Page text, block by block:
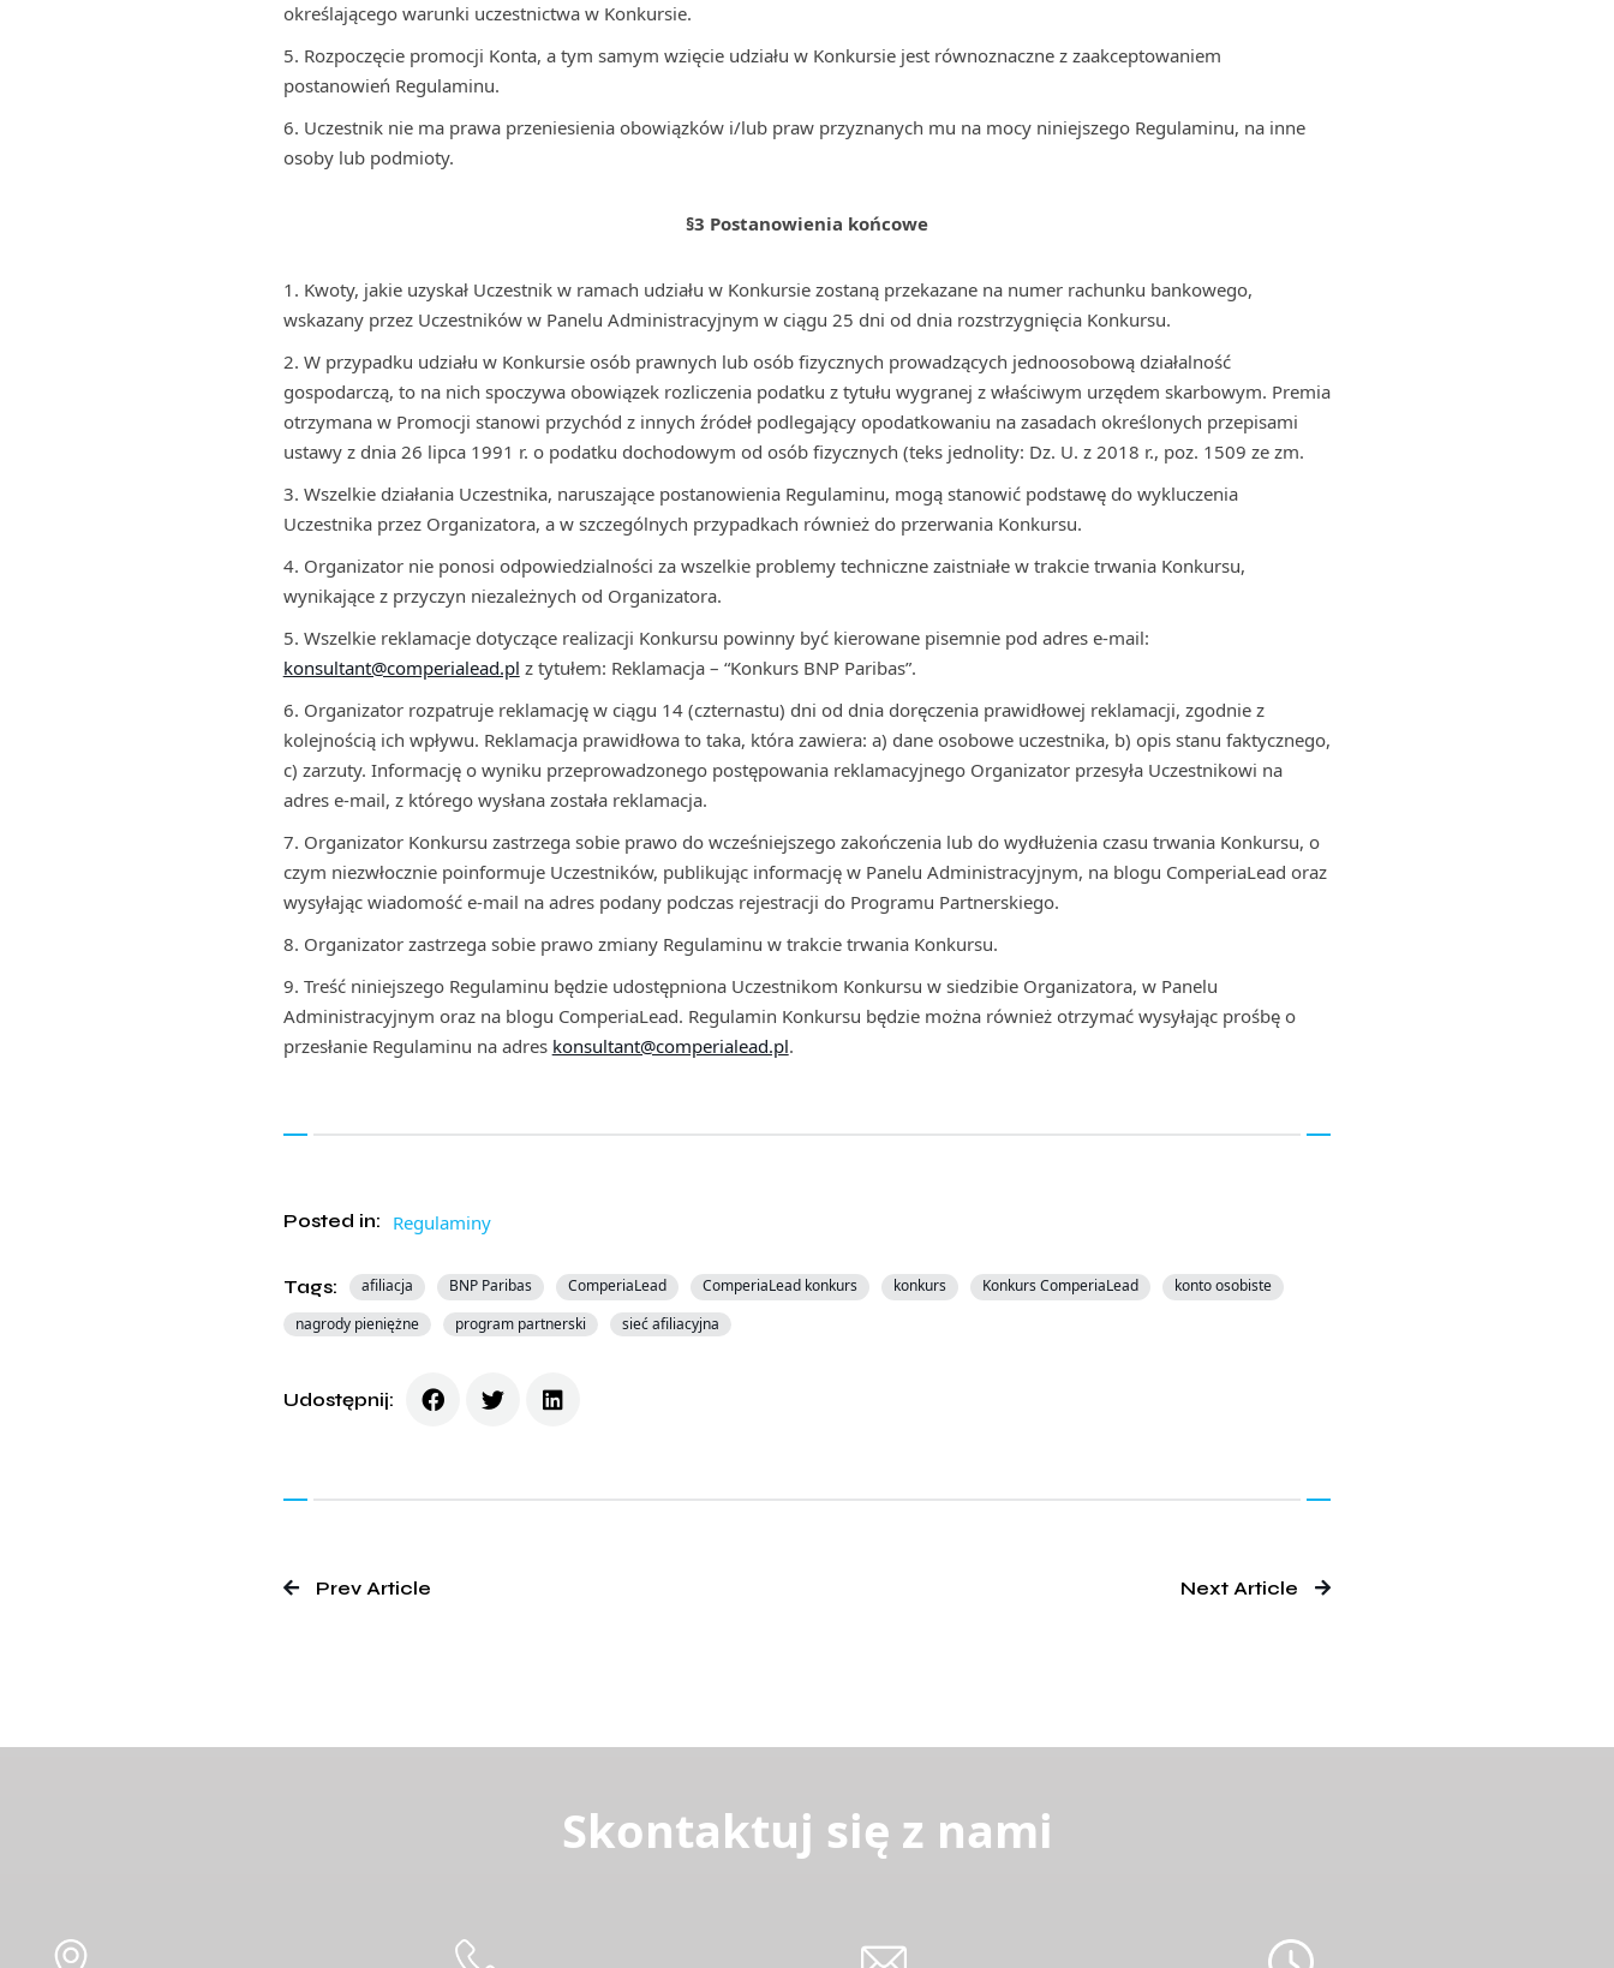
określającego warunki uczestnictwa w Konkursie.
Rozpoczęcie promocji Konta, a tym samym wzięcie udziału w Konkursie jest równoznaczne z zaakceptowaniem
postanowień Regulaminu.
Uczestnik nie ma prawa przeniesienia obowiązków i/lub praw przyznanych mu na mocy niniejszego Regulaminu, na inne
osoby lub podmioty.
§3 Postanowienia końcowe
Kwoty, jakie uzyskał Uczestnik w ramach udziału w Konkursie zostaną przekazane na numer rachunku bankowego,
wskazany przez Uczestników w Panelu Administracyjnym w ciągu 25 dni od dnia rozstrzygnięcia Konkursu.
W przypadku udziału w Konkursie osób prawnych lub osób fizycznych prowadzących jednoosobową działalność
gospodarczą, to na nich spoczywa obowiązek rozliczenia podatku z tytułu wygranej z właściwym urzędem skarbowym. Premia
otrzymana w Promocji stanowi przychód z innych źródeł podlegający opodatkowaniu na zasadach określonych przepisami
ustawy z dnia 26 lipca 1991 r. o podatku dochodowym od osób fizycznych (teks jednolity: Dz. U. z 2018 r., poz. 1509 ze zm.
Wszelkie działania Uczestnika, naruszające postanowienia Regulaminu, mogą stanowić podstawę do wykluczenia
Uczestnika przez Organizatora, a w szczególnych przypadkach również do przerwania Konkursu.
Organizator nie ponosi odpowiedzialności za wszelkie problemy techniczne zaistniałe w trakcie trwania Konkursu,
wynikające z przyczyn niezależnych od Organizatora.
Wszelkie reklamacje dotyczące realizacji Konkursu powinny być kierowane pisemnie pod adres e-mail:
konsultant@comperialead.pl z tytułem: Reklamacja – “Konkurs BNP Paribas”.
Organizator rozpatruje reklamację w ciągu 14 (czternastu) dni od dnia doręczenia prawidłowej reklamacji, zgodnie z
kolejnością ich wpływu. Reklamacja prawidłowa to taka, która zawiera: a) dane osobowe uczestnika, b) opis stanu faktycznego,
c) zarzuty. Informację o wyniku przeprowadzonego postępowania reklamacyjnego Organizator przesyła Uczestnikowi na
adres e-mail, z którego wysłana została reklamacja.
Organizator Konkursu zastrzega sobie prawo do wcześniejszego zakończenia lub do wydłużenia czasu trwania Konkursu, o
czym niezwłocznie poinformuje Uczestników, publikując informację w Panelu Administracyjnym, na blogu ComperiaLead oraz
wysyłając wiadomość e-mail na adres podany podczas rejestracji do Programu Partnerskiego.
Organizator zastrzega sobie prawo zmiany Regulaminu w trakcie trwania Konkursu.
Treść niniejszego Regulaminu będzie udostępniona Uczestnikom Konkursu w siedzibie Organizatora, w Panelu
Administracyjnym oraz na blogu ComperiaLead. Regulamin Konkursu będzie można również otrzymać wysyłając prośbę o
przesłanie Regulaminu na adres konsultant@comperialead.pl.
Posted in: Regulaminy
Tags: afiliacja BNP Paribas ComperiaLead ComperiaLead konkurs konkurs Konkurs ComperiaLead
konto osobiste
nagrody pieniężne
program partnerski sieć afiliacyjna
Udostępnij:
Prev Article Next Article
Skontaktuj się z nami